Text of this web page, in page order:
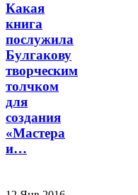
Какая
книга
послужила
Булгакову
творческим
толчком
для
создания
«Мастера
и…